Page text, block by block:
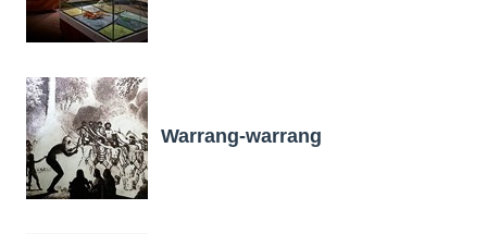
Warrang-warrang